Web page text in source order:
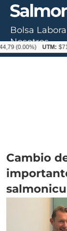
Cambio
Bolsa
Nosotros
UTM: $71.649